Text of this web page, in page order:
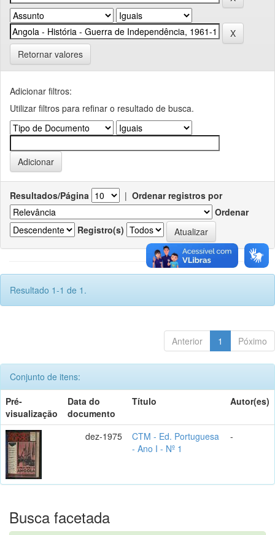
Retornar valores
Adicionar filtros:
Utilizar filtros para refinar o resultado de busca.
Resultados/Página | Ordenar registros por
Ordenar
Registro(s)
Resultado 1-1 de 1.
Anterior 1 Póximo
Conjunto de itens:
Pré-
visualização
Data do
documento
Título Autor(es)
dez-1975
CTM - Ed. Portuguesa
- Ano I - Nº 1
-
Busca facetada